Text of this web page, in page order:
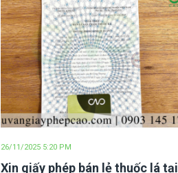
26/11/2025 5:20 PM
Xin giấy phép bán lẻ thuốc lá tại